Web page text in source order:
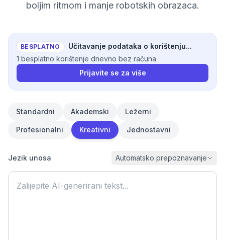
boljim ritmom i manje robotskih obrazaca.
BESPLATNO
Učitavanje podataka o korištenju...
1 besplatno korištenje dnevno bez računa
Prijavite se za više
Standardni Akademski Ležerni
Profesionalni Kreativni Jednostavni
Jezik unosa Automatsko prepoznavanje